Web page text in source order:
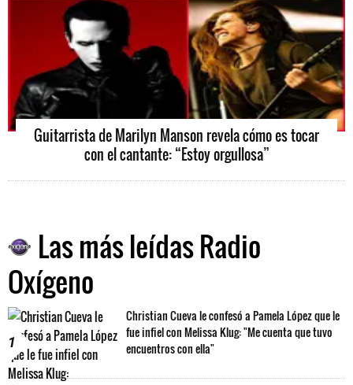
Guitarrista de Marilyn Manson revela cómo es tocar
con el cantante: “Estoy orgullosa”
Las más leídas Radio
Oxígeno
1
Christian Cueva le confesó a Pamela López que le
fue infiel con Melissa Klug: "Me cuenta que tuvo
encuentros con ella"